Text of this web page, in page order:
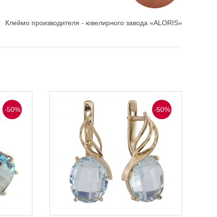
Клеймо производителя - ювелирного завода «ALORIS»
-50% -50%